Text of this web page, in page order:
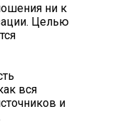
ни к
Целью
вся
и